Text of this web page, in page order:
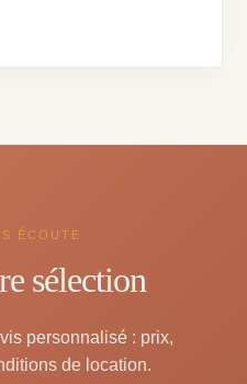
ÉCOUTE
sélection
personnalisé : prix,
de location.